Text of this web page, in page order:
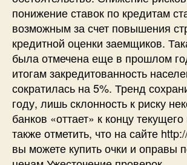
понижение ставок по кредитам
возможным за счет повышения
кредитной оценки заемщиков.
была отмечена еще в прошлом
итогам закредитованность
сократилась на 5%. Тренд
году, лишь склонность к риску
банков «оттает» к концу
также отметить, что на сайте
вы можете купить очки и оправы